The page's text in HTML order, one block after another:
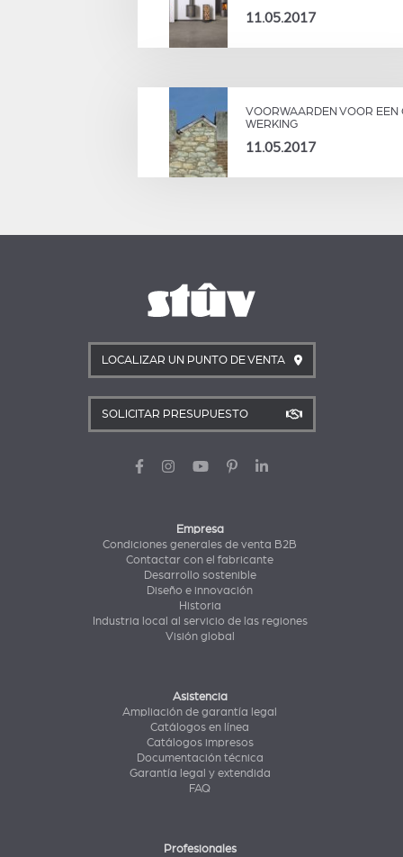
11.05.2017
VOORWAARDEN VOOR EEN
WERKING
11.05.2017
LOCALIZAR UN PUNTO DE VENTA
SOLICITAR PRESUPUESTO
Empresa
Condiciones generales de venta B2B
Contactar con el fabricante
Desarrollo sostenible
Diseño e innovación
Historia
Industria local al servicio de las regiones
Visión global
Asistencia
Ampliación de garantía legal
Catálogos en línea
Catálogos impresos
Documentación técnica
Garantía legal y extendida
FAQ
Profesionales